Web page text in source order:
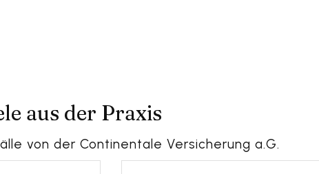
aus der Praxis
von der Continentale Versicherung a.G.